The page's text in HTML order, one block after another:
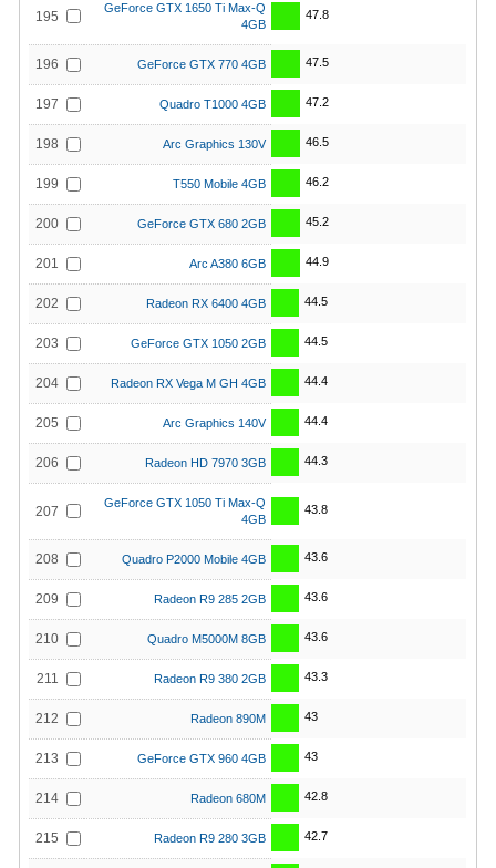
195
GeForce GTX 1650 Ti Max-Q
4GB
47.8
196 GeForce GTX 770 4GB 47.5
197 Quadro T1000 4GB 47.2
198 Arc Graphics 130V 46.5
199 T550 Mobile 4GB 46.2
200 GeForce GTX 680 2GB 45.2
201 Arc A380 6GB 44.9
202 Radeon RX 6400 4GB 44.5
203 GeForce GTX 1050 2GB 44.5
204 Radeon RX Vega M GH 4GB 44.4
205 Arc Graphics 140V 44.4
206 Radeon HD 7970 3GB 44.3
207
GeForce GTX 1050 Ti Max-Q
4GB
43.8
208 Quadro P2000 Mobile 4GB 43.6
209 Radeon R9 285 2GB 43.6
210 Quadro M5000M 8GB 43.6
211 Radeon R9 380 2GB 43.3
212 Radeon 890M 43
213 GeForce GTX 960 4GB 43
214 Radeon 680M 42.8
215 Radeon R9 280 3GB 42.7